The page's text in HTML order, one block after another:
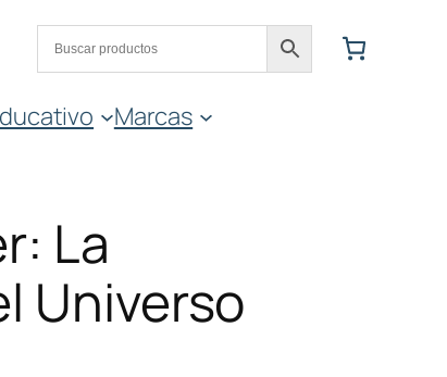
Marcas
La
Universo